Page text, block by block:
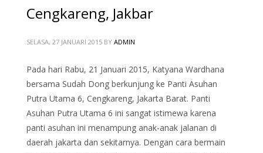
Cengkareng, Jakbar
SELASA, 27 JANUARI 2015 BY ADMIN
Pada hari Rabu, 21 Januari 2015, Katyana Wardhana
bersama Sudah Dong berkunjung ke Panti Asuhan
Putra Utama 6, Cengkareng, Jakarta Barat. Panti
Asuhan Putra Utama 6 ini sangat istimewa karena
panti asuhan ini menampung anak-anak jalanan di
daerah jakarta dan sekitarnya. Dengan cara bermain